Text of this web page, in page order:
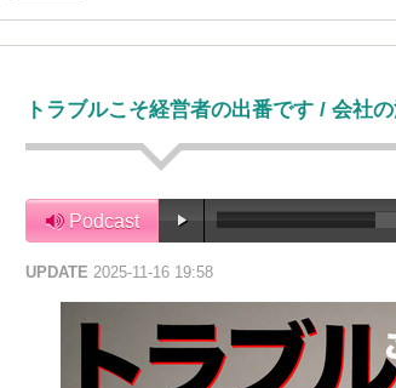
トラブルこそ経営者の出番です / 会社
Podcast
UPDATE 2025-11-16 19:58